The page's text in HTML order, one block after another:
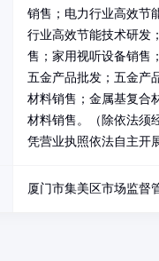
销售；电力行业高效节
行业高效节能技术研发
售；家用视听设备销售
五金产品批发；五金产
材料销售；金属基复合
材料销售。（除依法须
凭营业执照依法自主开
厦门市集美区市场监督